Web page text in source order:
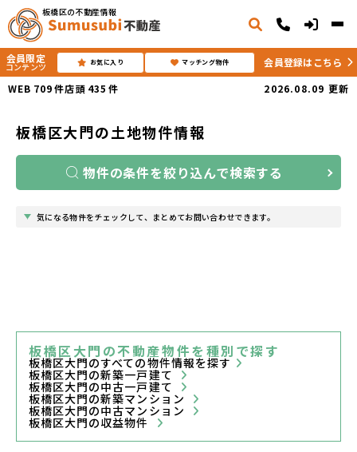
板橋区の不動産情報
会員限定
コンテンツ お気に入り マッチング物件
会員登録はこちら
WEB 709件店頭 435 件 2026.08.09 更新
板橋区大門の土地物件情報
物件の条件を絞り込んで検索する
気になる物件をチェックして、まとめてお問い合わせできます。
板橋区大門の不動産物件を種別で探す
板橋区大門のすべての物件情報を探す
板橋区大門の新築一戸建て
板橋区大門の中古一戸建て
板橋区大門の新築マンション
板橋区大門の中古マンション
板橋区大門の収益物件